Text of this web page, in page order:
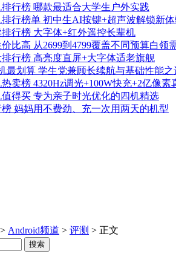
排行榜 哪款最适合大学生户外实践
行榜单 初中生AI按键+超声波解锁新
行榜 大字体+红外遥控长辈机
比高 从2699到4799覆盖不同预算白领
排行榜 高亮度直屏+大字体适老旗舰
最划算 学生党兼顾长续航与基础性能之
卖榜 4320Hz调光+100W快充+2亿像素
得买 专为亲子时光优化的四机精选
妈妈用不费劲、充一次用两天的机型
> Android频道 > 评测 > 正文